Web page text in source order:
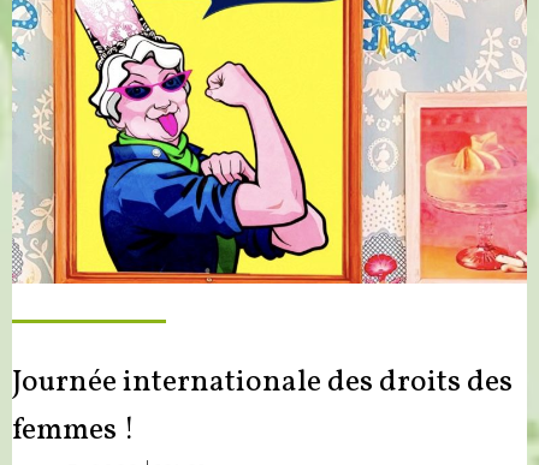
Journée internationale des droits des
femmes !